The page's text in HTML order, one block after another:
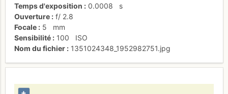
Temps d'exposition
0.0008
s
Ouverture
f/ 2.8
Focale
5
mm
Sensibilité
100
ISO
Nom du fichier
1351024348_1952982751.jpg